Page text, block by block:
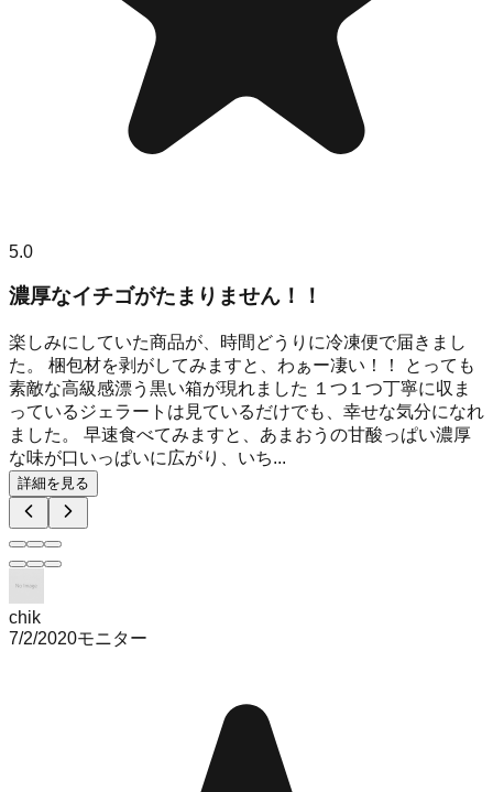
5.0
濃厚なイチゴがたまりません！！
楽しみにしていた商品が、時間どうりに冷凍便で届きまし
た。 梱包材を剥がしてみますと、わぁー凄い！！ とっても
素敵な高級感漂う黒い箱が現れました １つ１つ丁寧に収ま
っているジェラートは見ているだけでも、幸せな気分になれ
ました。 早速食べてみますと、あまおうの甘酸っぱい濃厚
な味が口いっぱいに広がり、いち...
詳細を見る
chik
7/2/2020モニター